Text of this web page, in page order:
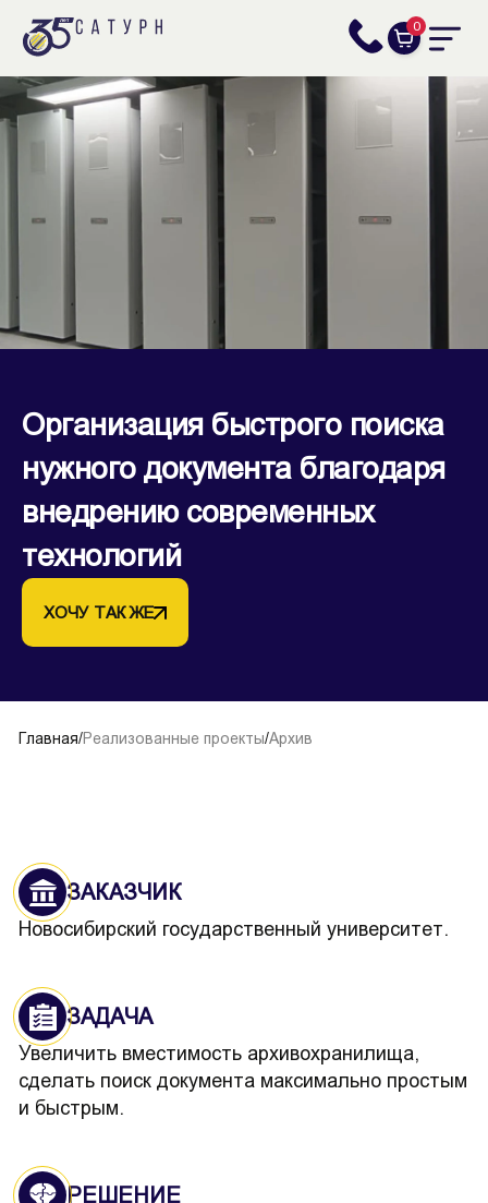
0
Организация быстрого поиска
нужного документа благодаря
внедрению современных
технологий
ХОЧУ ТАК ЖЕ
Главная/Реализованные проекты/Архив
ЗАКАЗЧИК
Новосибирский государственный университет.
ЗАДАЧА
Увеличить вместимость архивохранилища,
сделать поиск документа максимально простым
и быстрым.
РЕШЕНИЕ